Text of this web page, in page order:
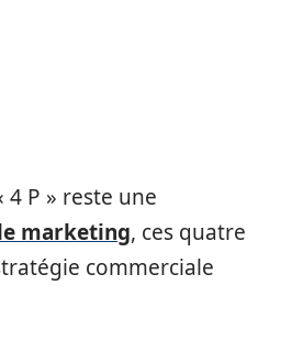
4 P » reste une
marketing, ces quatre
commerciale